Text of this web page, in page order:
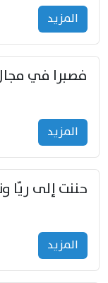
المزید
المزید
المزید